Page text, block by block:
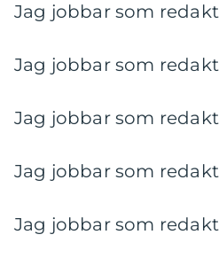
Jag jobbar som
Jag jobbar som
Jag jobbar som
Jag jobbar som
Jag jobbar som